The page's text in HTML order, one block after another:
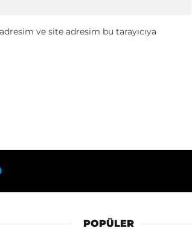
ve site adresim bu tarayıcıya
POPÜLER